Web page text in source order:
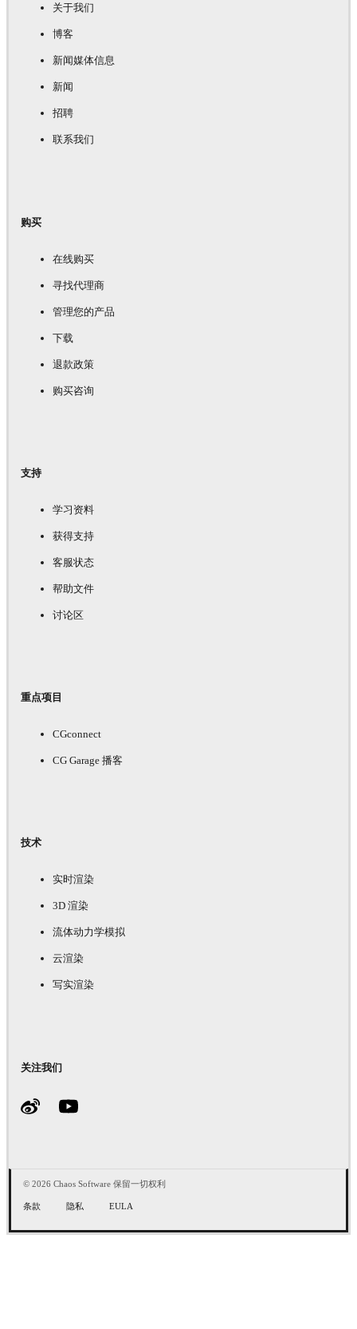
关于我们
博客
新闻媒体信息
新闻
招聘
联系我们
购买
在线购买
寻找代理商
管理您的产品
下载
退款政策
购买咨询
支持
学习资料
获得支持
客服状态
帮助文件
讨论区
重点项目
CGconnect
CG Garage 播客
技术
实时渲染
3D 渲染
流体动力学模拟
云渲染
写实渲染
关注我们
© 2026 Chaos Software 保留一切权利
条款 隐私 EULA